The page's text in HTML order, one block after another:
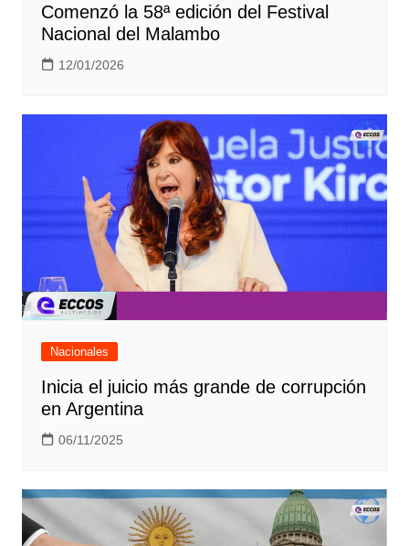
Comenzó la 58ª edición del Festival
Nacional del Malambo
12/01/2026
Nacionales
Inicia el juicio más grande de corrupción
en Argentina
06/11/2025